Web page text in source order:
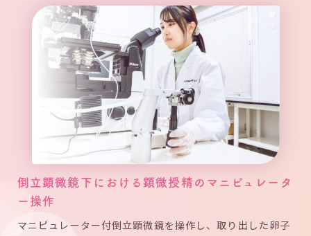
倒立顕微鏡下における顕微授精のマニピュレータ
ー操作
マニピュレーター付倒立顕微鏡を操作し、取り出した卵子